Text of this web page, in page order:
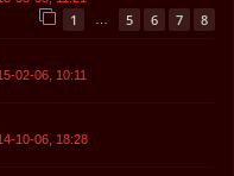
1 … 5 6 7 8
02-06, 10:11
10-06, 18:28